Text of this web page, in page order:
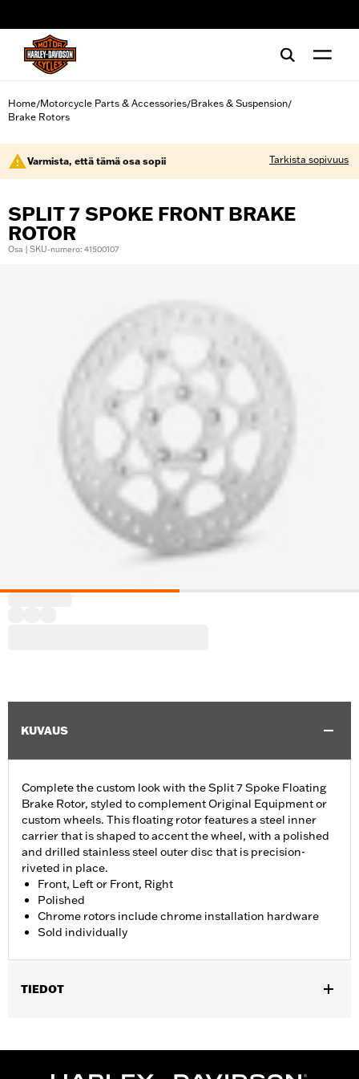
Home/Motorcycle Parts & Accessories/Brakes & Suspension/
Brake Rotors
Varmista, että tämä osa sopii Tarkista sopivuus
SPLIT 7 SPOKE FRONT BRAKE
ROTOR
Osa | SKU-numero: 41500107
KUVAUS
Complete the custom look with the Split 7 Spoke Floating
Brake Rotor, styled to complement Original Equipment or
custom wheels. This floating rotor features a steel inner
carrier that is shaped to accent the wheel, with a polished
and drilled stainless steel outer disc that is precision-
riveted in place.
Front, Left or Front, Right
Polished
Chrome rotors include chrome installation hardware
Sold individually
TIEDOT
FLHXU and FLTRXRRSE) and '09-later Trike models with